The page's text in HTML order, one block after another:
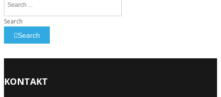
Search
Search
KONTAKT